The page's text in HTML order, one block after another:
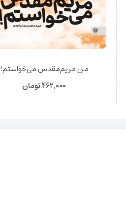
من مریم‌مقدس می‌خواستم!
462,000تومان